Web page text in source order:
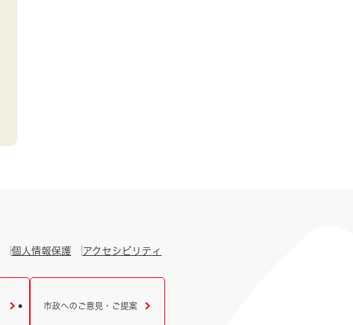
個人情報保護 アクセシビリティ
市政へのご意見・ご提案